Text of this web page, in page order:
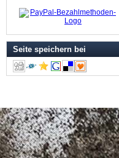
Seite speichern bei